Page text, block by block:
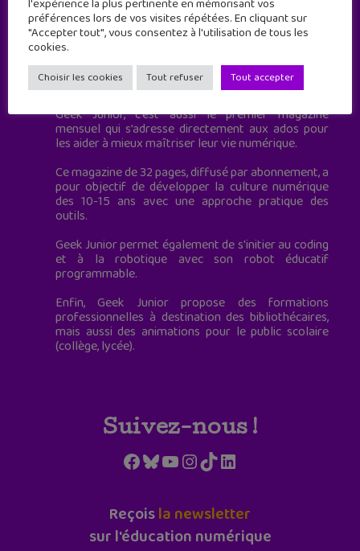
Geek Junior est le premier site de culture numérique
à destination des adolescents.
Geek Junior, c’est aussi le premier magazine
mensuel qui s’adresse directement aux ados pour
les aider à mieux maîtriser leur vie numérique.
Ce magazine de 32 pages, diffusé par abonnement, a
pour objectif de développer la culture numérique
des 10-15 ans avec une approche pratique des
outils.
Geek Junior permet également de s'initier au coding
et à la robotique avec son robot éducatif
programmable.
Enfin, Geek Junior propose des formations
professionnelles à destination des bibliothécaires,
mais aussi des animations pour le public scolaire
(collège, lycée).
Suivez-nous !
Facebook
Bluesky
YouTube
Instagram
TikTokLinkedIn
Reçoisla newsletter
sur l'éducation numérique
préférences lors de vos visites répétées. En cliquant sur
"Accepter tout", vous consentez à l'utilisation de tous les
cookies.
Choisir les cookies Tout refuser Tout accepter